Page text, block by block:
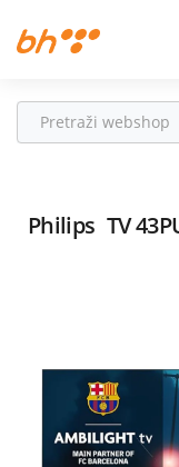
Fiksna
Televizija
Podrška
Philips TV